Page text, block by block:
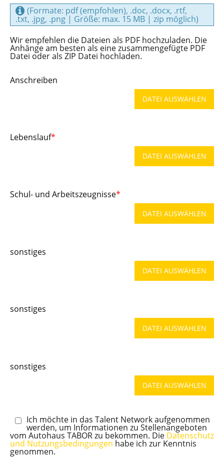
(Formate: pdf (empfohlen), .doc, .docx, .rtf,
.txt, .jpg, .png | Größe: max. 15 MB | zip möglich)
Wir empfehlen die Dateien als PDF hochzuladen. Die
Anhänge am besten als eine zusammengefügte PDF
Datei oder als ZIP Datei hochladen.
Anschreiben
DATEI AUSWÄHLEN
Lebenslauf*
DATEI AUSWÄHLEN
Schul- und Arbeitszeugnisse*
DATEI AUSWÄHLEN
sonstiges
DATEI AUSWÄHLEN
sonstiges
DATEI AUSWÄHLEN
sonstiges
DATEI AUSWÄHLEN
Ich möchte in das Talent Network aufgenommen
werden, um Informationen zu Stellenangeboten
vom Autohaus TABOR zu bekommen. Die Datenschutz
und Nutzungsbedingungen habe ich zur Kenntnis
genommen.